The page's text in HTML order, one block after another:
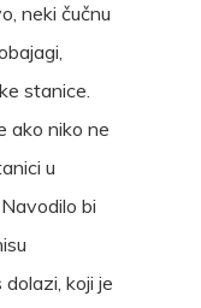
neki čučnu
stanice.
ako niko ne
u
bi
koji je